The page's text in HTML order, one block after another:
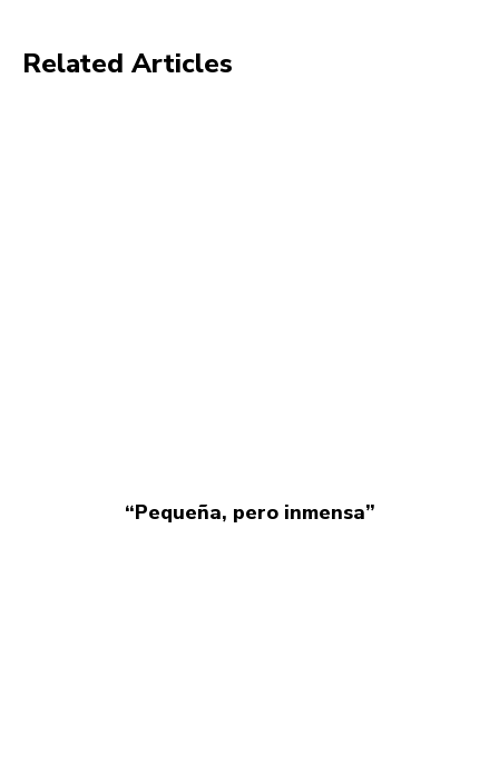
Related Articles
“Pequeña, pero inmensa”